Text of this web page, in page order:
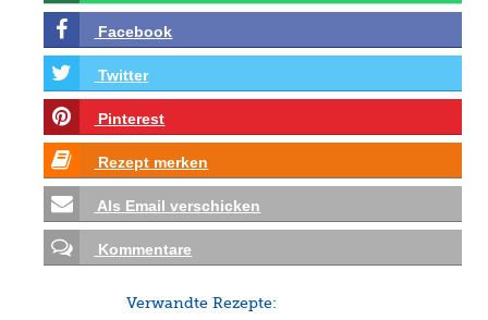
Facebook
Twitter
Pinterest
Rezept merken
Als Email verschicken
Kommentare
Verwandte Rezepte: